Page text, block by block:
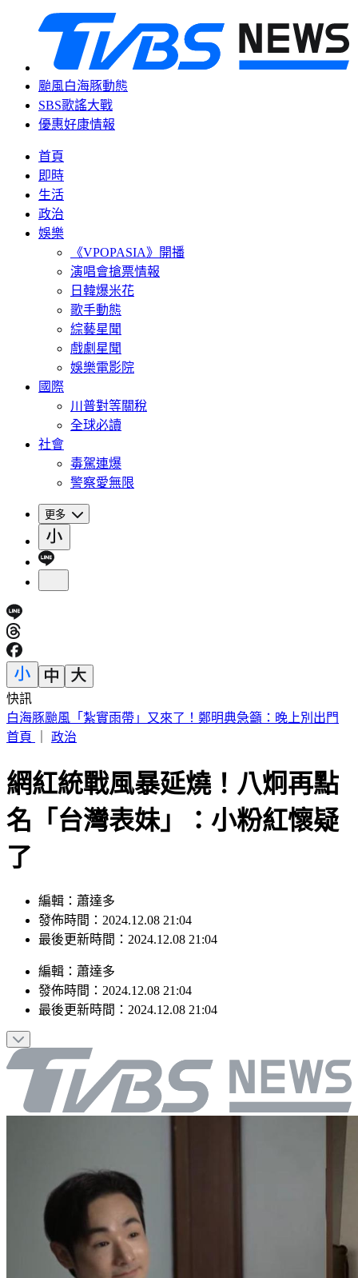
颱風白海豚動態
SBS歌謠大戰
優惠好康情報
首頁
即時
生活
政治
娛樂
《VPOPASIA》開播
演唱會搶票情報
日韓爆米花
歌手動態
綜藝星聞
戲劇星聞
娛樂電影院
國際
川普對等關稅
全球必讀
社會
毒駕連爆
警察愛無限
更多
快訊
別只看台積電！ 外媒點名「2檔AI設備股」快上車
首頁
政治
網紅統戰風暴延燒！八炯再點
名「台灣表妹」：小粉紅懷疑
了
編輯：蕭達多
發佈時間：2024.12.08 21:04
最後更新時間：2024.12.08 21:04
編輯 ： 蕭達多
發佈時間： 2024.12.08 21:04
最後更新時間： 2024.12.08 21:04